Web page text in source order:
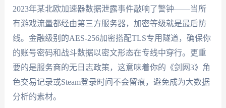
2023年某北欧加速器数据泄露事件敲响了警钟——当所
有游戏流量都经由第三方服务器，加密等级就是最后防
线。金融级别的AES-256加密搭配TLS专用隧道，确保你
的账号密码和战斗数据以密文形态在专线中穿行。更重
要的是服务商的无日志政策，这意味着你的《剑网3》角
色交易记录或Steam登录时间不会留痕，避免成为大数据
分析的素材。